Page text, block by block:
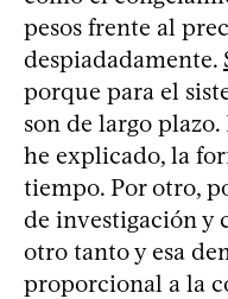
pesos frente al
despiadadamente.
porque para el
son de largo
he explicado, la
tiempo. Por otro,
de investigación y
otro tanto y esa
proporcional a la